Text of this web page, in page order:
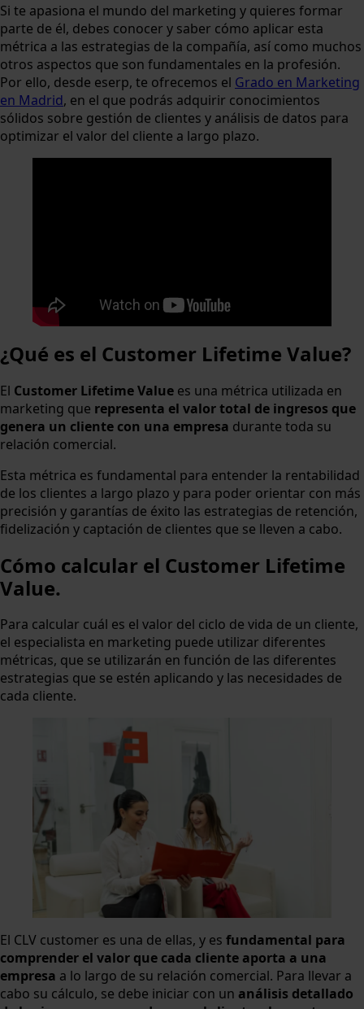
Si te apasiona el mundo del marketing y quieres formar
parte de él, debes conocer y saber cómo aplicar esta
métrica a las estrategias de la compañía, así como muchos
otros aspectos que son fundamentales en la profesión.
Por ello, desde eserp, te ofrecemos el Grado en Marketing
en Madrid, en el que podrás adquirir conocimientos
sólidos sobre gestión de clientes y análisis de datos para
optimizar el valor del cliente a largo plazo.
¿Qué es el Customer Lifetime Value?
El Customer Lifetime Value es una métrica utilizada en
marketing que representa el valor total de ingresos que
genera un cliente con una empresa durante toda su
relación comercial.
Esta métrica es fundamental para entender la rentabilidad
de los clientes a largo plazo y para poder orientar con más
precisión y garantías de éxito las estrategias de retención,
fidelización y captación de clientes que se lleven a cabo.
Cómo calcular el Customer Lifetime
Value.
Para calcular cuál es el valor del ciclo de vida de un cliente,
el especialista en marketing puede utilizar diferentes
métricas, que se utilizarán en función de las diferentes
estrategias que se estén aplicando y las necesidades de
cada cliente.
El CLV customer es una de ellas, y es fundamental para
comprender el valor que cada cliente aporta a una
empresa a lo largo de su relación comercial. Para llevar a
cabo su cálculo, se debe iniciar con un análisis detallado